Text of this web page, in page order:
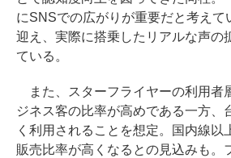
にSNSでの広がりが重要だと考えて
迎え、実際に搭乗したリアルな声の
ている。
また、スターフライヤーの利用者
ジネス客の比率が高めである一方、
く利用されることを想定。国内線以
販売比率が高くなるとの見込みも。